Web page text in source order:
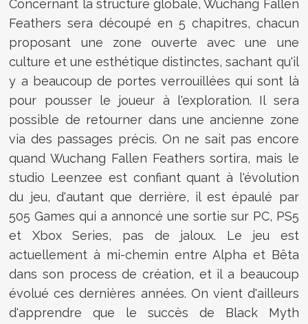
Concernant la structure globale, Wuchang Fallen
Feathers sera découpé en 5 chapitres, chacun
proposant une zone ouverte avec une une
culture et une esthétique distinctes, sachant qu'il
y a beaucoup de portes verrouillées qui sont là
pour pousser le joueur à l'exploration. Il sera
possible de retourner dans une ancienne zone
via des passages précis. On ne sait pas encore
quand Wuchang Fallen Feathers sortira, mais le
studio Leenzee est confiant quant à l'évolution
du jeu, d'autant que derrière, il est épaulé par
505 Games qui a annoncé une sortie sur PC, PS5
et Xbox Series, pas de jaloux. Le jeu est
actuellement à mi-chemin entre Alpha et Bêta
dans son process de création, et il a beaucoup
évolué ces dernières années. On vient d'ailleurs
d'apprendre que le succès de Black Myth